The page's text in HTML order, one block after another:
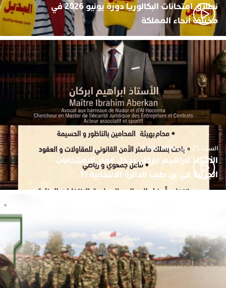
نطلاق امتحانات البكالوريا دورة يونيو 2026 في
مختلف أنحاء المملكة
السبت 25 أبريل 2026 - 7:30
الأستاذ ابراهيم ابركان يدخل غمار الامنتخابات
الجزئية في بن طيب الدائرة الانتخابية 11